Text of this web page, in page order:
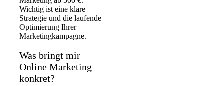
Wichtig ist eine klare
Strategie und die laufende
Optimierung Ihrer
Marketingkampagne.
Was bringt mir
Online Marketing
konkret?